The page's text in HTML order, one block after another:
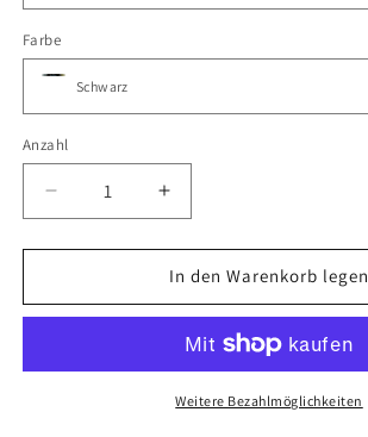
Farbe
Anzahl
Verringere
die
Menge
Hoodie
–
Kapuzenpullover
Erhöhe
die
Menge
für
Hoodie
LA1970
–
Kapuzenpullover
In den Warenkorb legen
Weitere Bezahlmöglichkeiten